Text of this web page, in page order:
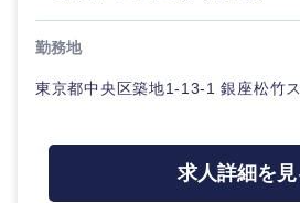
勤務地
東京都中央区築地1-13-1 銀座松竹
求人詳細を見